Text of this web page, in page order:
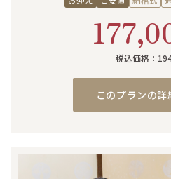
税込価格：
このプランの詳